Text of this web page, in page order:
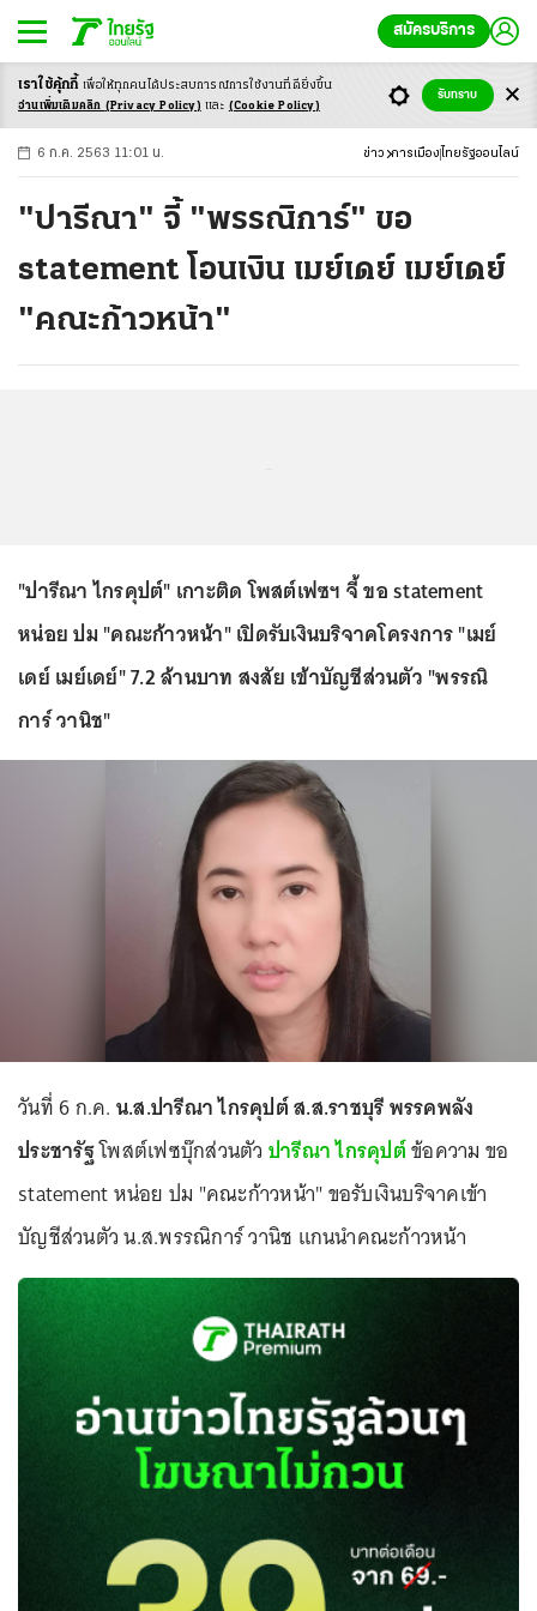
สมัครบริการ
-ก ก ก+
6 ก.ค. 2563 11:01 น. ข่าว การเมือง ไทยรัฐออนไลน์
"ปารีณา" จี้ "พรรณิการ์" ขอ
statement โอนเงิน เมย์เดย์ เมย์เดย์
"คณะก้าวหน้า"
"ปารีณา ไกรคุปต์" เกาะติด โพสต์เฟซฯ จี้ ขอ statement
หน่อย ปม "คณะก้าวหน้า" เปิดรับเงินบริจาคโครงการ "เมย์
เดย์ เมย์เดย์" 7.2 ล้านบาท สงสัย เข้าบัญชีส่วนตัว "พรรณิ
การ์ วานิช"
วันที่ 6 ก.ค. น.ส.ปารีณา ไกรคุปต์ ส.ส.ราชบุรี พรรคพลัง
ประชารัฐโพสต์เฟซบุ๊กส่วนตัว ปารีณา ไกรคุปต์ข้อความ ขอ
statement หน่อย ปม "คณะก้าวหน้า" ขอรับเงินบริจาคเข้า
บัญชีส่วนตัว น.ส.พรรณิการ์ วานิช แกนนำคณะก้าวหน้า
เราใช้คุ้กกี้ เพื่อให้ทุกคนได้ประสบการณ์การใช้งานที่ดียิ่งขึ้น
อ่านเพิ่มเติมคลิก (Privacy Policy) และ (Cookie Policy)
รับทราบ